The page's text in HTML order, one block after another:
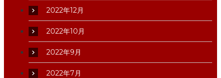
2022年12月
2022年10月
2022年9月
2022年7月